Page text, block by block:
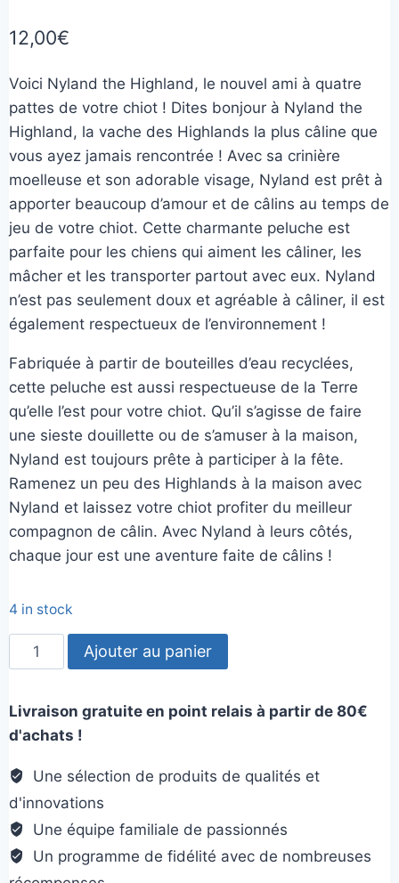
12,00€
Voici Nyland the Highland, le nouvel ami à quatre
pattes de votre chiot ! Dites bonjour à Nyland the
Highland, la vache des Highlands la plus câline que
vous ayez jamais rencontrée ! Avec sa crinière
moelleuse et son adorable visage, Nyland est prêt à
apporter beaucoup d’amour et de câlins au temps de
jeu de votre chiot. Cette charmante peluche est
parfaite pour les chiens qui aiment les câliner, les
mâcher et les transporter partout avec eux. Nyland
n’est pas seulement doux et agréable à câliner, il est
également respectueux de l’environnement !
Fabriquée à partir de bouteilles d’eau recyclées,
cette peluche est aussi respectueuse de la Terre
qu’elle l’est pour votre chiot. Qu’il s’agisse de faire
une sieste douillette ou de s’amuser à la maison,
Nyland est toujours prête à participer à la fête.
Ramenez un peu des Highlands à la maison avec
Nyland et laissez votre chiot profiter du meilleur
compagnon de câlin. Avec Nyland à leurs côtés,
chaque jour est une aventure faite de câlins !
4 in stock
quantité
de
le
Highland
Ajouter au panier
Livraison gratuite en point relais à partir de 80€
d'achats !
Une sélection de produits de qualités et
d'innovations
Une équipe familiale de passionnés
Un programme de fidélité avec de nombreuses